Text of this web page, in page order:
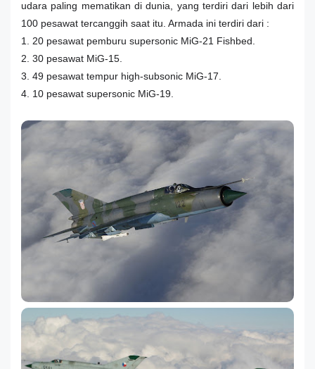
udara paling mematikan di dunia, yang terdiri dari lebih dari
100 pesawat tercanggih saat itu. Armada ini terdiri dari :
1. 20 pesawat pemburu supersonic MiG-21 Fishbed.
2. 30 pesawat MiG-15.
3. 49 pesawat tempur high-subsonic MiG-17.
4. 10 pesawat supersonic MiG-19.